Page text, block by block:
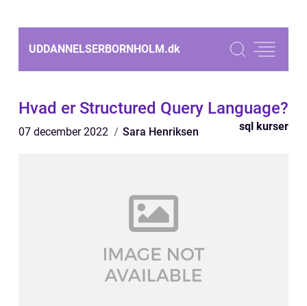
UDDANNELSERBORNHOLM.dk
Hvad er Structured Query Language?
07 december 2022 Sara Henriksen sql kurser